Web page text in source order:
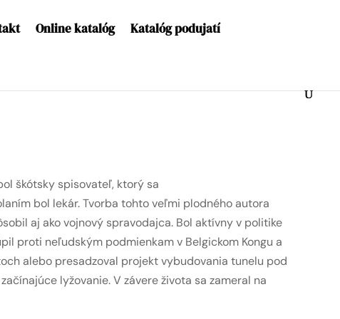
Online katalóg Katalóg podujatí
škótsky spisovateľ, ktorý sa
bol lekár. Tvorba tohto veľmi plodného autora
aj ako vojnový spravodajca. Bol aktívny v politike
proti neľudským podmienkam v Belgickom Kongu a
alebo presadzoval projekt vybudovania tunelu pod
lyžovanie. V závere života sa zameral na